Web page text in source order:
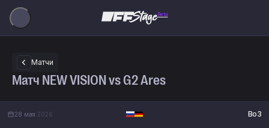
Beta
Матчи
Матч NEW VISION vs G2 Ares
28 мая 2026 Bo3